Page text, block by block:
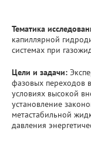
Тематика
капиллярной
системах при
Цели и задачи:
фазовых переходов
условиях высокой
установление
метастабильной
давления